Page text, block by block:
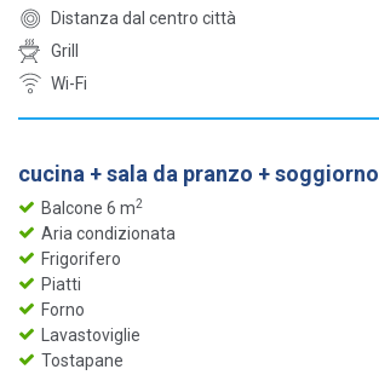
Distanza dal centro città
Grill
Wi-Fi
cucina + sala da pranzo + soggiorno
Balcone 6 m2
Aria condizionata
Frigorifero
Piatti
Forno
Lavastoviglie
Tostapane